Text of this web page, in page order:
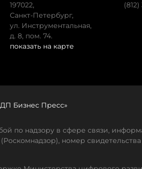
197022,
Санкт-Петербург,
ул. Инструментальная,
д. 8, пом. 74.
показать на карте
Бизнес Пресс»
по надзору в сфере связи,
номер